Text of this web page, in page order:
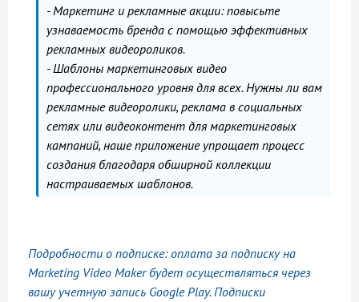
- Маркетинг и рекламные акции: повысьте
узнаваемость бренда с помощью эффективных
рекламных видеороликов.
- Шаблоны маркетинговых видео
профессионального уровня для всех. Нужны ли вам
рекламные видеоролики, реклама в социальных
сетях или видеоконтент для маркетинговых
кампаний, наше приложение упрощает процесс
создания благодаря обширной коллекции
настраиваемых шаблонов.
Подробности о подписке: оплата за подписку на
Marketing Video Maker будет осуществляться через
вашу учетную запись Google Play. Подписки